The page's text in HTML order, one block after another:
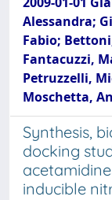
Alessandra;
Fabio;
Fantacuzzi,
Petruzzelli,
Moschetta,
Synthesis,
docking
inducible